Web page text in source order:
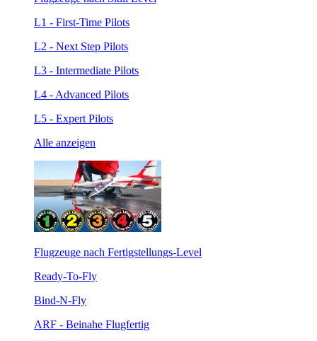
L1 - First-Time Pilots
L2 - Next Step Pilots
L3 - Intermediate Pilots
L4 - Advanced Pilots
L5 - Expert Pilots
Alle anzeigen
Flugzeuge nach Fertigstellungs-Level
Ready-To-Fly
Bind-N-Fly
ARF - Beinahe Flugfertig